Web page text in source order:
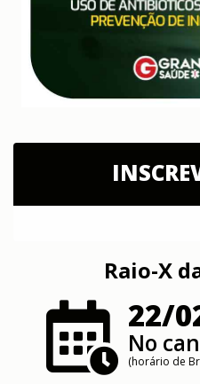
Raio-X
22/
No
(horário de